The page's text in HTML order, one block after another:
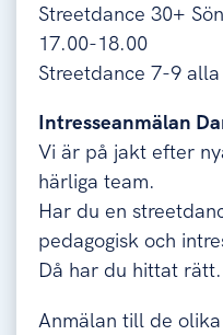
Streetdance 30+
17.00-18.00
Streetdance 7-9
Intresseanmälan
Vi är på jakt efter
härliga team.
Har du en
pedagogisk och
Då har du hittat rätt.
Anmälan till de